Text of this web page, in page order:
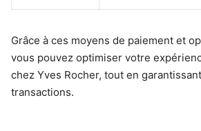
Grâce à ces moyens de paiement et
vous pouvez optimiser votre
chez Yves Rocher, tout en
transactions.